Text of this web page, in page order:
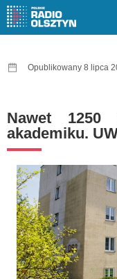
Opublikowany 8 lipca
Nawet
akademiku.